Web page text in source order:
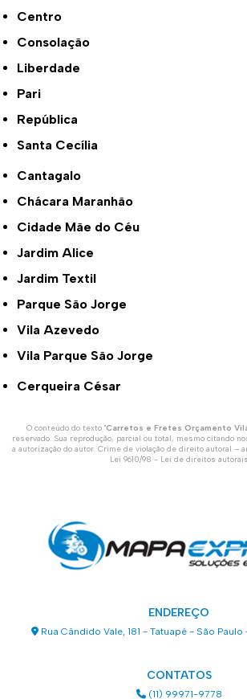
Centro
Consolação
Liberdade
Pari
República
Santa Cecília
Cantagalo
Chácara Maranhão
Cidade Mãe do Céu
Jardim Alice
Jardim Textil
Parque São Jorge
Vila Azevedo
Vila Parque São Jorge
Cerqueira César
O conteúdo do texto "Carretos e Fretes Orçamento
reservado. Sua reprodução, parcial ou total, mesmo citando
a autorização do autor. Crime de violação de direito autoral –
Lei 9610/98 - Lei de direitos autorais
ENDEREÇO
Rua Cândido Vale, 181 - Tatuapé - São
CONTATOS
(11) 99971-9778